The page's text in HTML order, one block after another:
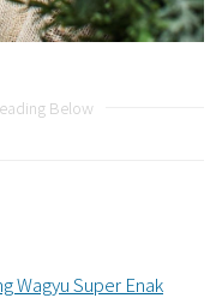
Below
Wagyu Super Enak